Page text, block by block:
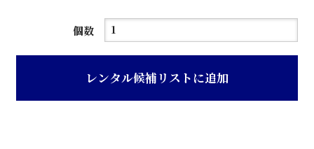
個数
茶
木
レンタル候補リストに追加